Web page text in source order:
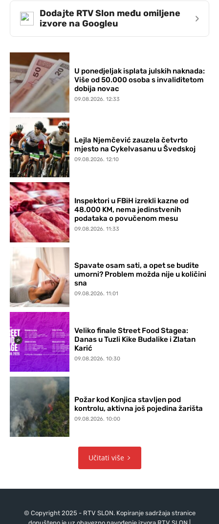
Dodajte RTV Slon među omiljene
izvore na Googleu
›
U ponedjeljak isplata julskih naknada:
Više od 50.000 osoba s invaliditetom
dobija novac
09.08.2026. 12:33
Lejla Njemčević zauzela četvrto
mjesto na Cykelvasanu u Švedskoj
09.08.2026. 12:10
Inspektori u FBiH izrekli kazne od
48.000 KM, nema jedinstvenih
podataka o povučenom mesu
09.08.2026. 11:33
Spavate osam sati, a opet se budite
umorni? Problem možda nije u količini
sna
09.08.2026. 11:01
Veliko finale Street Food Stagea:
Danas u Tuzli Kike Budalike i Zlatan
Karić
09.08.2026. 10:30
Požar kod Konjica stavljen pod
kontrolu, aktivna još pojedina žarišta
09.08.2026. 10:00
Učitati više
© Copyright 2025 - RTV SLON. Kopiranje sadržaja stranice